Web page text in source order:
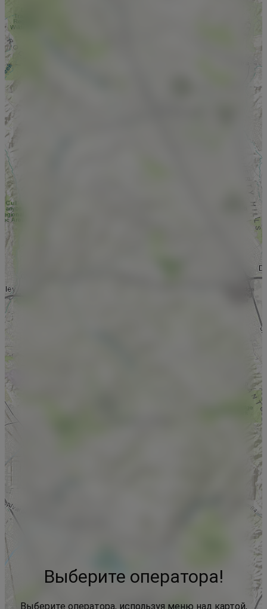
Выберите оператора!
Выберите оператора, используя меню над картой,